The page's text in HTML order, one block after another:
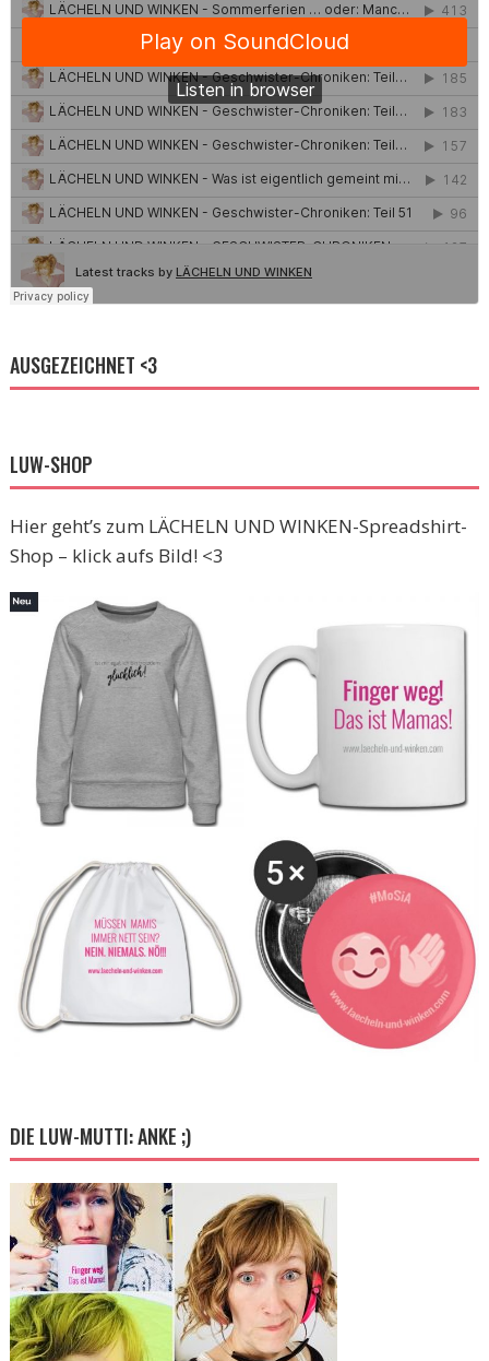
AUSGEZEICHNET <3
LUW-SHOP
Hier geht’s zum LÄCHELN UND WINKEN-Spreadshirt-
Shop – klick aufs Bild! <3
DIE LUW-MUTTI: ANKE ;)